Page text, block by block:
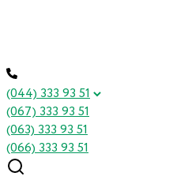
(044) 333 93 51
(067) 333 93 51
(063) 333 93 51
(066) 333 93 51